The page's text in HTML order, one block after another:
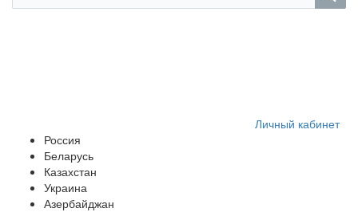
Личный кабинет
Россия
Беларусь
Казахстан
Украина
Азербайджан